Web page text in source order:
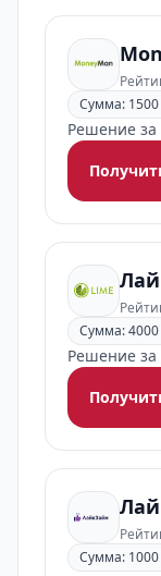
Сумма: 1500
Решение за
Сумма: 4000
Решение
Сумма: 1000